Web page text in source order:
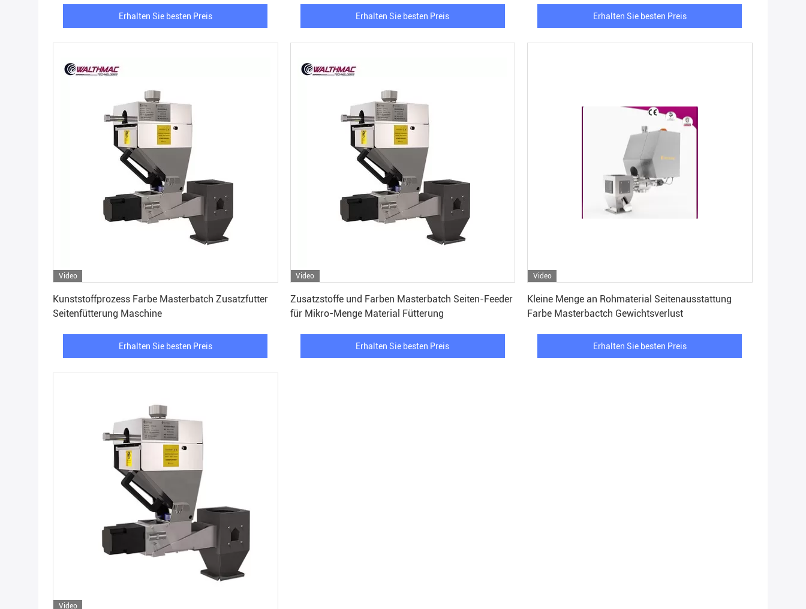
Erhalten Sie besten Preis Erhalten Sie besten Preis Erhalten Sie besten Preis
Video
Kunststoffprozess Farbe Masterbatch Zusatzfutter
Seitenfütterung Maschine
Erhalten Sie besten Preis
Video
Zusatzstoffe und Farben Masterbatch Seiten-Feeder
für Mikro-Menge Material Fütterung
Erhalten Sie besten Preis
Video
Kleine Menge an Rohmaterial Seitenausstattung
Farbe Masterbactch Gewichtsverlust
Erhalten Sie besten Preis
Video